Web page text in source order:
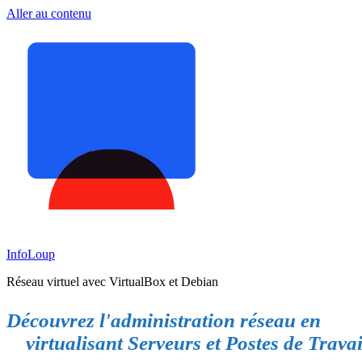
Aller au contenu
InfoLoup
Réseau virtuel avec VirtualBox et Debian
Découvrez l'administration réseau en
virtualisant Serveurs et Postes de